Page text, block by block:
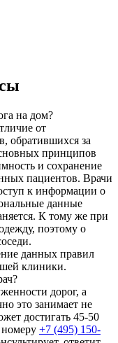
на дом?
от
обратившихся за
принципов
и сохранение
пациентов. Врачи
к информации о
данные
К тому же при
поэтому о
данных правил
клиники.
дорог, а
это занимает не
достигать 45-50
+7 (495) 150-